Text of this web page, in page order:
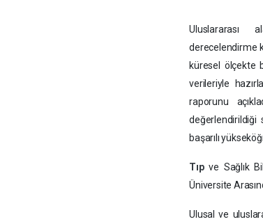
Uluslararası
derecelendirme
küresel ölçekte
verileriyle
raporunu
değerlendirildiği
başarılı
Tıpve Sağlık
Üniversite
Ulusal ve